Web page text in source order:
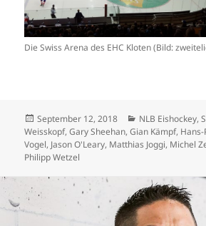
Die Swiss Arena des EHC Kloten (Bild:
Veröffentlicht
am
September 12, 2018 Kategorien
NLB Eishockey,
Weisskopf,Gary Sheehan,Gian Kämpf,
Vogel, Jason O'Leary, Matthias Joggi, Michel
Philipp Wetzel